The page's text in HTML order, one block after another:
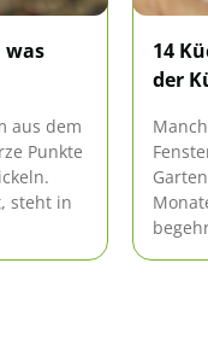
was
aus dem
Punkte
steht in
14
der